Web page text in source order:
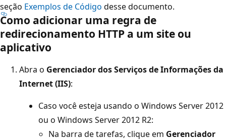
seção Exemplos de Código desse documento.
Como adicionar uma regra de
redirecionamento HTTP a um site ou
aplicativo
Abra o Gerenciador dos Serviços de Informações da
Internet (IIS):
Caso você esteja usando o Windows Server 2012
ou o Windows Server 2012 R2:
Na barra de tarefas, clique em Gerenciador